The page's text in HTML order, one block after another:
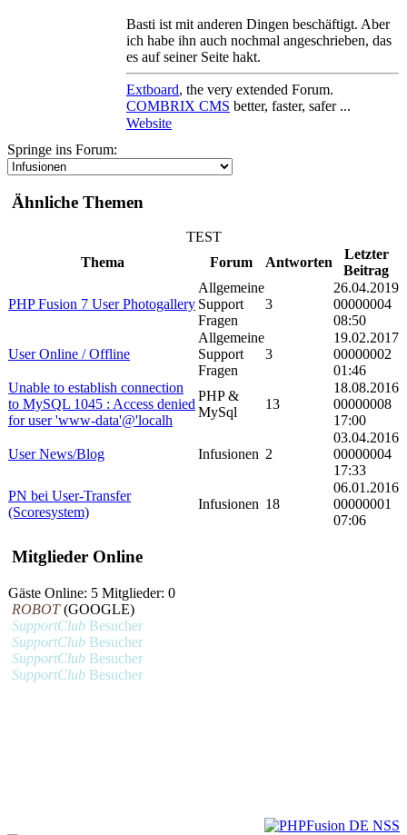
Basti ist mit anderen Dingen beschäftigt. Aber
ich habe ihn auch nochmal angeschrieben, das
es auf seiner Seite hakt.
Extboard, the very extended Forum.
COMBRIX CMS better, faster, safer ...
Website
Springe ins Forum:
Ähnliche Themen
TEST
Thema
Forum Antworten
Letzter
Beitrag
PHP Fusion 7 User Photogallery
Allgemeine
Support
Fragen
3
26.04.2019
00000004
08:50
User Online / Offline
Allgemeine
Support
Fragen
3
19.02.2017
00000002
01:46
Unable to establish connection
to MySQL 1045 : Access denied
for user 'www-data'@'localh
PHP &
MySql
13
18.08.2016
00000008
17:00
User News/Blog Infusionen 2
03.04.2016
00000004
17:33
PN bei User-Transfer
(Scoresystem)
Infusionen 18
06.01.2016
00000001
07:06
Mitglieder Online
Gäste Online: 5 Mitglieder: 0
ROBOT(GOOGLE)
SupportClub Besucher
SupportClub Besucher
SupportClub Besucher
SupportClub Besucher